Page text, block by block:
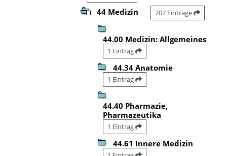
44 Medizin 707 Einträge
44.00 Medizin: Allgemeines
1 Eintrag
44.34 Anatomie
1 Eintrag
44.40 Pharmazie,
Pharmazeutika
1 Eintrag
44.61 Innere Medizin